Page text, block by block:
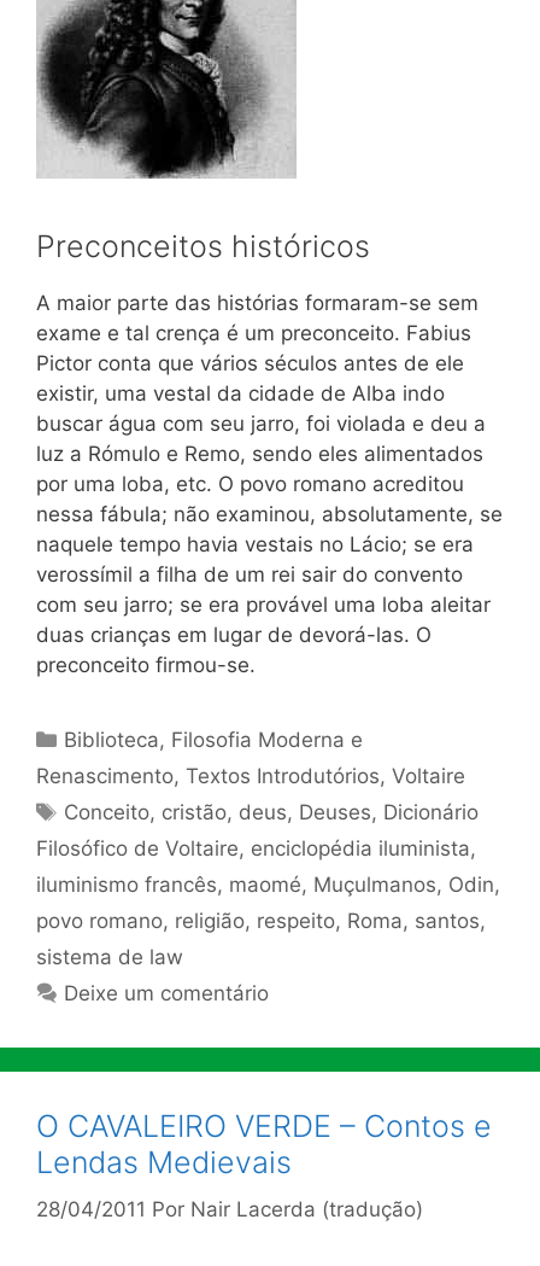
Preconceitos históricos
A maior parte das histórias formaram-se sem
exame e tal crença é um preconceito. Fabius
Pictor conta que vários séculos antes de ele
existir, uma vestal da cidade de Alba indo
buscar água com seu jarro, foi violada e deu a
luz a Rómulo e Remo, sendo eles alimentados
por uma loba, etc. O povo romano acreditou
nessa fábula; não examinou, absolutamente, se
naquele tempo havia vestais no Lácio; se era
verossímil a filha de um rei sair do convento
com seu jarro; se era provável uma loba aleitar
duas crianças em lugar de devorá-las. O
preconceito firmou-se.
Categorias
Biblioteca, Filosofia Moderna e
Renascimento, Textos Introdutórios, Voltaire
Tags
Conceito, cristão, deus, Deuses, Dicionário
Filosófico de Voltaire, enciclopédia iluminista,
iluminismo francês, maomé, Muçulmanos, Odin,
povo romano, religião, respeito, Roma, santos,
sistema de law
Deixe um comentário
O CAVALEIRO VERDE – Contos e
Lendas Medievais
28/04/2011 Por Nair Lacerda (tradução)